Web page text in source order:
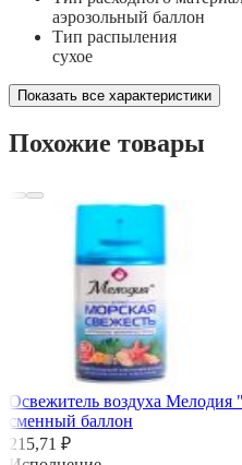
аэрозольный баллон
Тип распыления
сухое
Показать все характеристики
Похожие товары
Освежитель воздуха Мелодия
сменный баллон
215,71 ₽